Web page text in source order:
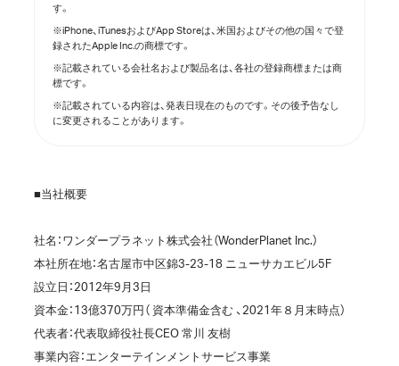
す。
※iPhone、iTunesおよびApp Storeは、米国およびその他の国々で登
録されたApple Inc.の商標です。
※記載されている会社名および製品名は、各社の登録商標または商
標です。
※記載されている内容は、発表日現在のものです。その後予告なし
に変更されることがあります。
■当社概要
社名：ワンダープラネット株式会社（WonderPlanet Inc.）
本社所在地：名古屋市中区錦3-23-18 ニューサカエビル5F
設立日：2012年9月3日
資本金：13億370万円（ 資本準備金含む 、2021年８月末時点）
代表者：代表取締役社長CEO 常川 友樹
事業内容：エンターテインメントサービス事業